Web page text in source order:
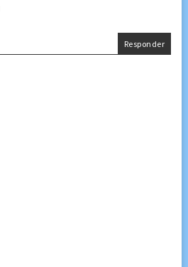
Responder